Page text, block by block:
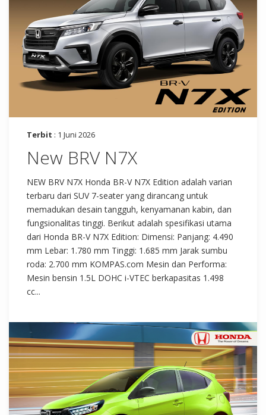
Terbit : 1 Juni 2026
New BRV N7X
NEW BRV N7X Honda BR-V N7X Edition adalah varian
terbaru dari SUV 7-seater yang dirancang untuk
memadukan desain tangguh, kenyamanan kabin, dan
fungsionalitas tinggi. Berikut adalah spesifikasi utama
dari Honda BR-V N7X Edition: Dimensi: Panjang: 4.490
mm Lebar: 1.780 mm Tinggi: 1.685 mm Jarak sumbu
roda: 2.700 mm KOMPAS.com Mesin dan Performa:
Mesin bensin 1.5L DOHC i-VTEC berkapasitas 1.498
cc...